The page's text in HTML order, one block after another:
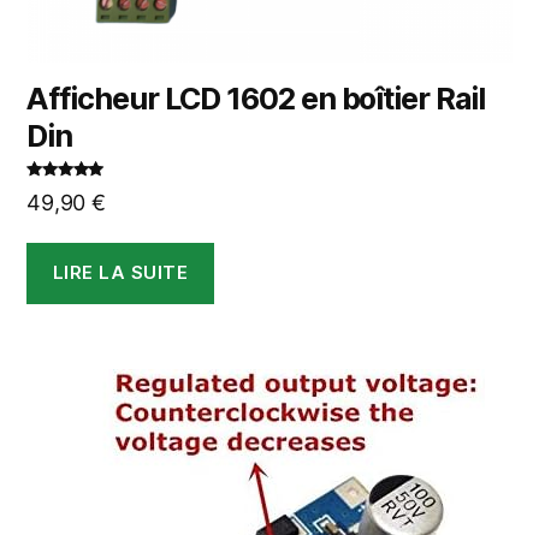
Afficheur LCD 1602 en boîtier Rail
Din
Note
5.00
sur 5
49,90 €
LIRE LA SUITE